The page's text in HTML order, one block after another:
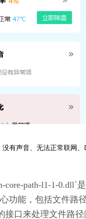
没有声音、无法正常联网
core-path-l1-1-0.dll`
功能，包括文件路
接口来处理文件路